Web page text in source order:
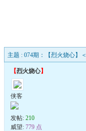
主题 : 074期：【烈火烧心】
【烈火烧心】
侠客
发帖: 210
威望: 779 点